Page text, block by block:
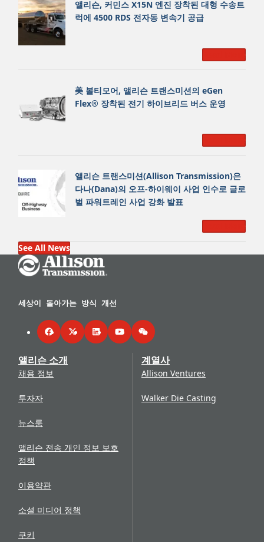
앨리슨, 커민스 X15N 엔진 장착된 대형 수송트
럭에 4500 RDS 전자동 변속기 공급
Read More
美 볼티모어, 앨리슨 트랜스미션의 eGen
Flex® 장착된 전기 하이브리드 버스 운영
Read More
앨리슨 트랜스미션(Allison Transmission)은
다나(Dana)의 오프-하이웨이 사업 인수로 글로
벌 파워트레인 사업 강화 발표
Read More
See All News
Go Home
세상이 돌아가는 방식 개선
FacebookTwitterLinkedInYouTubeWeChat
앨리슨 소개
채용 정보
투자자
뉴스룸
앨리슨 전송 개인 정보 보호
정책
이용약관
소셜 미디어 정책
쿠키
계열사
Allison Ventures
Walker Die Casting